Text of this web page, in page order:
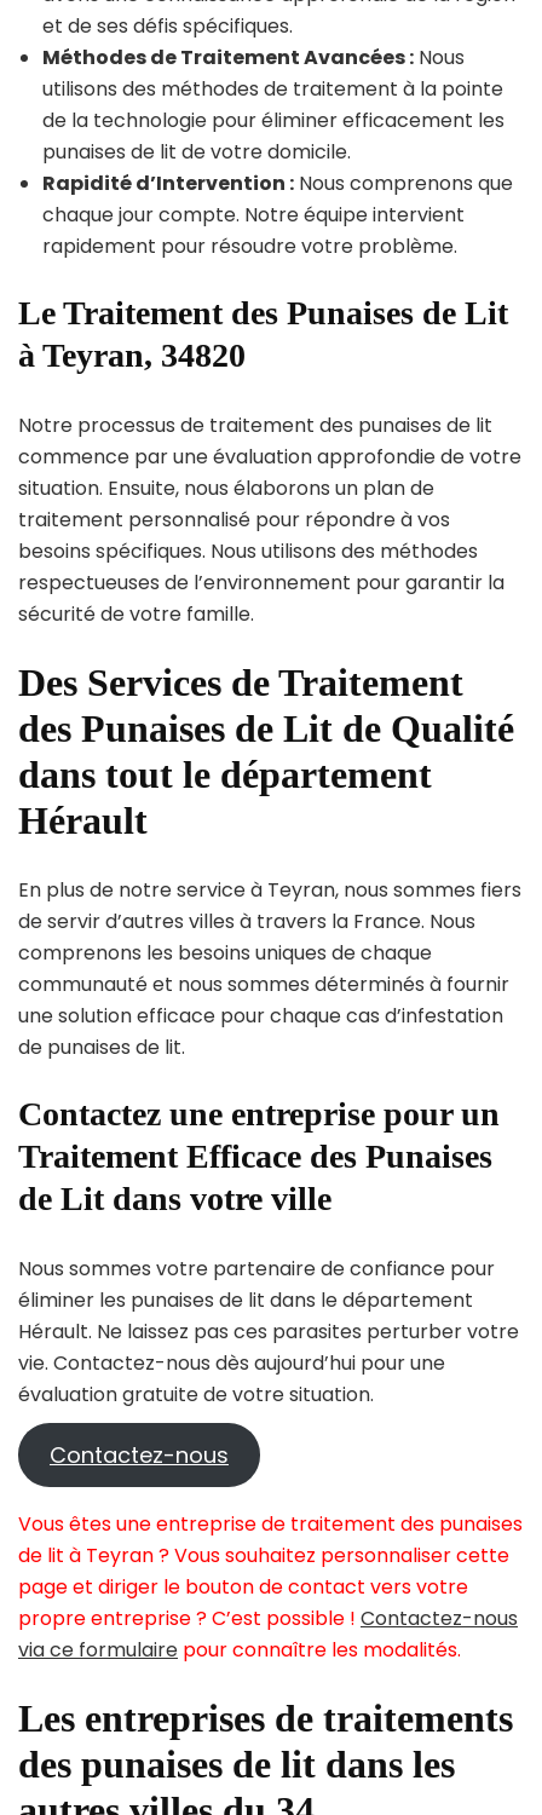
et de ses défis spécifiques.
Méthodes de Traitement Avancées : Nous
utilisons des méthodes de traitement à la pointe
de la technologie pour éliminer efficacement les
punaises de lit de votre domicile.
Rapidité d’Intervention : Nous comprenons que
chaque jour compte. Notre équipe intervient
rapidement pour résoudre votre problème.
Le Traitement des Punaises de Lit
à Teyran, 34820
Notre processus de traitement des punaises de lit
commence par une évaluation approfondie de votre
situation. Ensuite, nous élaborons un plan de
traitement personnalisé pour répondre à vos
besoins spécifiques. Nous utilisons des méthodes
respectueuses de l’environnement pour garantir la
sécurité de votre famille.
Des Services de Traitement
des Punaises de Lit de Qualité
dans tout le département
Hérault
En plus de notre service à Teyran, nous sommes fiers
de servir d’autres villes à travers la France. Nous
comprenons les besoins uniques de chaque
communauté et nous sommes déterminés à fournir
une solution efficace pour chaque cas d’infestation
de punaises de lit.
Contactez une entreprise pour un
Traitement Efficace des Punaises
de Lit dans votre ville
Nous sommes votre partenaire de confiance pour
éliminer les punaises de lit dans le département
Hérault. Ne laissez pas ces parasites perturber votre
vie. Contactez-nous dès aujourd’hui pour une
évaluation gratuite de votre situation.
Contactez-nous
Vous êtes une entreprise de traitement des punaises
de lit à Teyran ? Vous souhaitez personnaliser cette
page et diriger le bouton de contact vers votre
propre entreprise ? C’est possible ! Contactez-nous
via ce formulaire pour connaître les modalités.
Les entreprises de traitements
des punaises de lit dans les